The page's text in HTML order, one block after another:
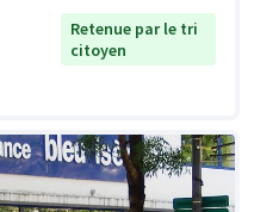
Retenue par le tri
citoyen